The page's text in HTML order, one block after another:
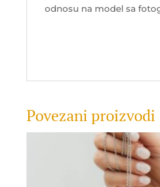
odnosu na model sa
Povezani proizvodi